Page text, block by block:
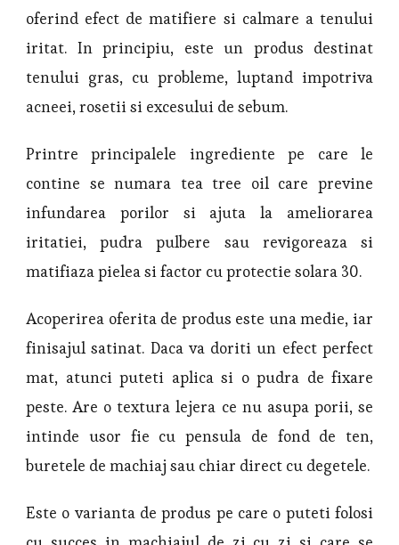
oferind efect de matifiere si calmare a tenului
iritat. In principiu, este un produs destinat
tenului gras, cu probleme, luptand impotriva
acneei, rosetii si excesului de sebum.
Printre principalele ingrediente pe care le
contine se numara tea tree oil care previne
infundarea porilor si ajuta la ameliorarea
iritatiei, pudra pulbere sau revigoreaza si
matifiaza pielea si factor cu protectie solara 30.
Acoperirea oferita de produs este una medie, iar
finisajul satinat. Daca va doriti un efect perfect
mat, atunci puteti aplica si o pudra de fixare
peste. Are o textura lejera ce nu asupa porii, se
intinde usor fie cu pensula de fond de ten,
buretele de machiaj sau chiar direct cu degetele.
Este o varianta de produs pe care o puteti folosi